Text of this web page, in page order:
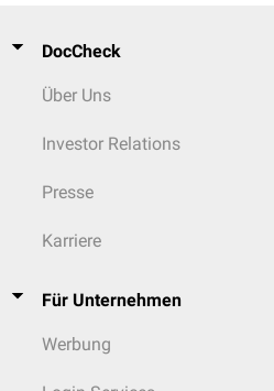
DocCheck
Über Uns
Investor Relations
Presse
Karriere
Für Unternehmen
Werbung